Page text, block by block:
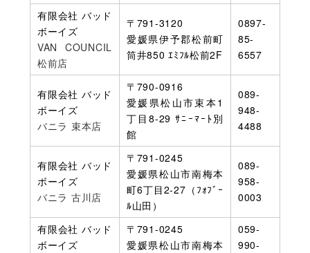
有限会社 バッド
ボーイズ
VAN COUNCIL
松前店
〒791-3120
愛媛県伊予郡松前町
筒井850 ｴﾐﾌﾙ松前2F
0897-
85-
6557
有限会社 バッド
ボーイズ
バニラ 束本店
〒790-0916
愛媛県松山市束本1
丁目8-29 ｻﾆｰﾏｰﾄ別
館
089-
948-
4488
有限会社 バッド
ボーイズ
バニラ 古川店
〒791-0245
愛媛県松山市南梅本
町6丁目2-27（ﾌｫﾌﾞｰ
ﾙ山田）
089-
958-
0003
有限会社 バッド
ボーイズ
〒791-0245
愛媛県松山市南梅本
059-
990-